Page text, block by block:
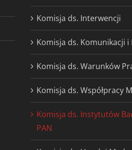
Komisja ds. Interwencji
Komisja ds. Komunikacji i
Komisja ds. Warunków
Komisja ds. Współpracy
Komisja ds. Instytutów
PAN